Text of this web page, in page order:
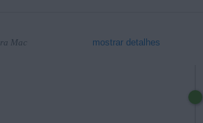
Mac mostrar detalhes